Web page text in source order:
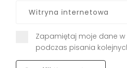
Zapamiętaj moje dane
podczas pisania